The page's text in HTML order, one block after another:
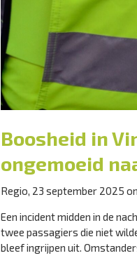
Boosheid in
ongemoeid
Regio, 23 september 2025
Een incident midden in de
twee passagiers die niet
bleef ingrijpen uit.